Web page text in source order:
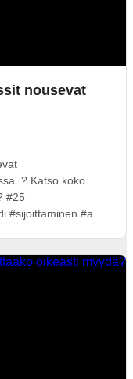
nousevat
? Katso koko
#25
#sijoittaminen #a...